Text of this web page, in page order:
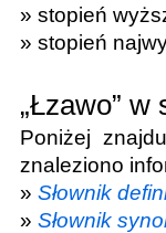
» stopień
» stopień
„Łzawo” w
Poniżej
znaleziono
» Słownik
» Słownik